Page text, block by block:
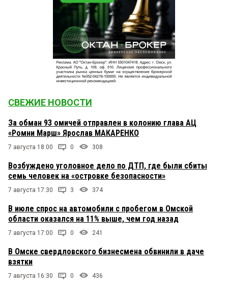
СВЕЖИЕ НОВОСТИ
За обман 93 омичей отправлен в колонию глава АЦ
«Ромни Марш» Ярослав МАКАРЕНКО
7 августа 18:00 0 308
Возбуждено уголовное дело по ДТП, где были сбиты
семь человек на «островке безопасности»
7 августа 17:30 3 374
В июле спрос на автомобили с пробегом в Омской
области оказался на 11% выше, чем год назад
7 августа 17:00 0 241
В Омске свердловского бизнесмена обвинили в даче
взятки
7 августа 16:30 0 436